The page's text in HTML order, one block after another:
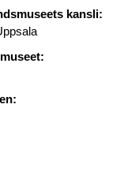
kansli: